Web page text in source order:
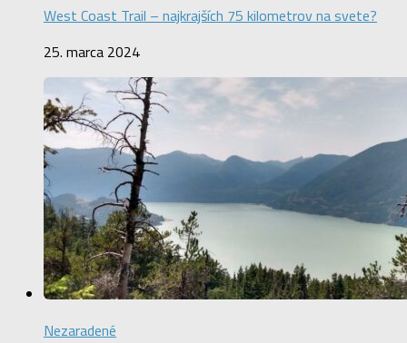
West Coast Trail – najkrajších 75 kilometrov na svete?
25. marca 2024
Nezaradené